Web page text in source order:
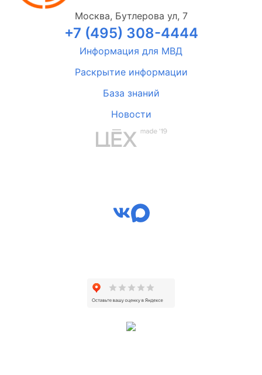
Москва, Бутлерова ул, 7
+7 (495) 308-4444
Информация для МВД
Раскрытие информации
База знаний
Новости